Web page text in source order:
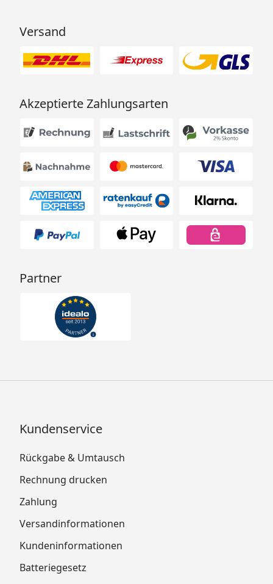
Versand
Akzeptierte Zahlungsarten
Partner
Kundenservice
Rückgabe & Umtausch
Rechnung drucken
Zahlung
Versandinformationen
Kundeninformationen
Batteriegesetz